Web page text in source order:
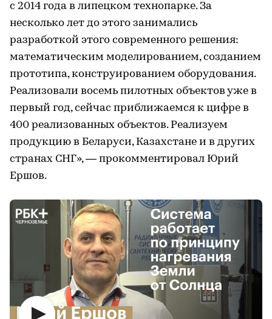
с 2014 года в липецком технопарке. За
несколько лет до этого занимались
разработкой этого современного решения:
математическим моделированием, созданием
прототипа, конструированием оборудования.
Реализовали восемь пилотных объектов уже в
первый год, сейчас приближаемся к цифре в
400 реализованных объектов. Реализуем
продукцию в Беларуси, Казахстане и в других
странах СНГ», — прокомментировал Юрий
Ершов.